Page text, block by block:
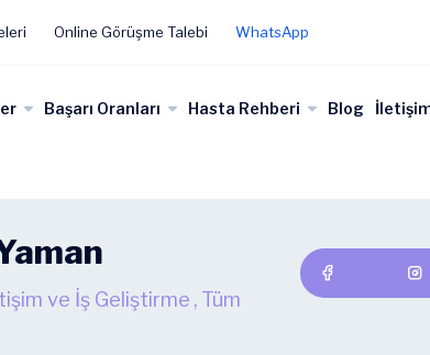
Online Görüşme Talebi WhatsApp
Başarı Oranları Hasta Rehberi Blog
ve İş Geliştirme , Tüm